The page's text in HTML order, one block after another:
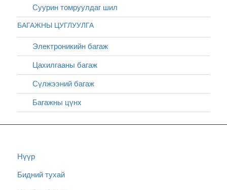
Суурин томруулдаг шил
БАГАЖНЫ ЦУГЛУУЛГА
Электроникийн багаж
Цахилгааны багаж
Сүлжээний багаж
Багажны цүнх
Нүүр
Бидний тухай